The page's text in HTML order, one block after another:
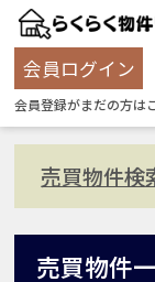
会員ログイン
会員登録がまだの方は
売買物件検
売買物件